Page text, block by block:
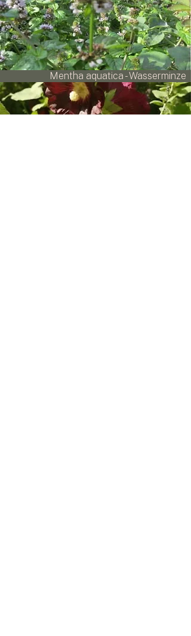
Mentha aquatica - Wasserminze